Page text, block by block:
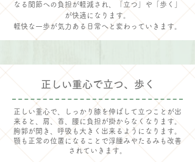
なる関節への負担が軽減され、「立つ」や「歩く」
が快適になります。
軽快な一歩が気力ある日常へと変わっていきます。
正しい重心で立つ、歩く
正しい重心で、しっかり膝を伸ばして立つことが出
来ると、肩、首、腰に負担が掛からなくなります。
胸郭が開き、呼吸も大きく出来るようになります。
顎も正常の位置になることで浮腫みやたるみも改善
されていきます。